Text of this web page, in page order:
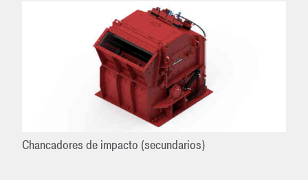
Chancadores de impacto (secundarios)